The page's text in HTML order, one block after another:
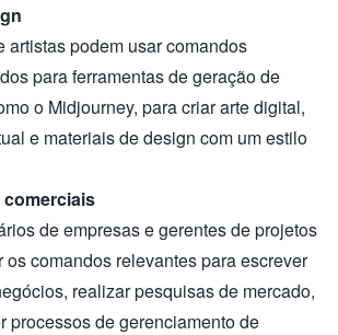
artistas podem usar comandos
para ferramentas de geração de
o Midjourney, para criar arte digital,
e materiais de design com um estilo
de empresas e gerentes de projetos
os comandos relevantes para escrever
realizar pesquisas de mercado,
processos de gerenciamento de